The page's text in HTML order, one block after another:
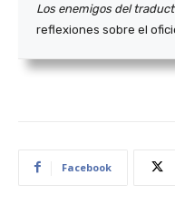
Los enemigos del
reflexiones sobre el
Facebook